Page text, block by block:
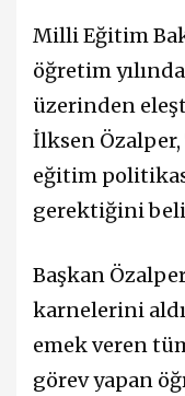
Milli Eğitim
öğretim
üzerinden
İlksen
eğitim
gerektiğini
Başkan
karnelerini
emek veren
görev yapan